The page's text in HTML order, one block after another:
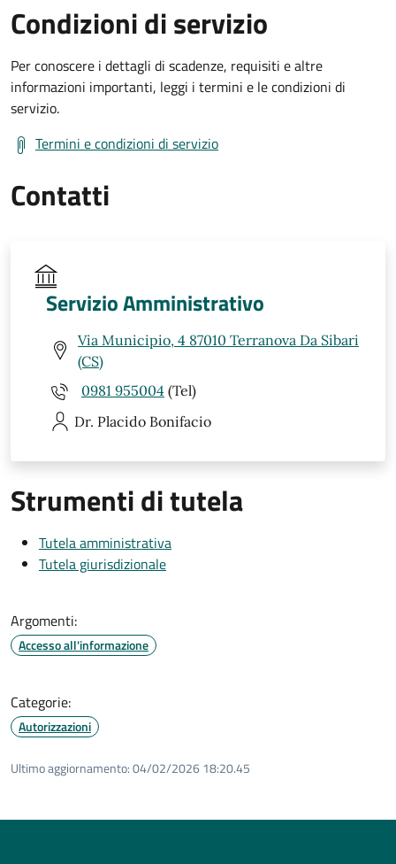
Condizioni di servizio
Per conoscere i dettagli di scadenze, requisiti e altre
informazioni importanti, leggi i termini e le condizioni di
servizio.
Termini e condizioni di servizio
Contatti
Servizio Amministrativo
Via Municipio, 4 87010 Terranova Da Sibari
(CS)
0981 955004 (Tel)
Dr. Placido Bonifacio
Strumenti di tutela
Tutela amministrativa
Tutela giurisdizionale
Argomenti:
Accesso all'informazione
Categorie:
Autorizzazioni
Ultimo aggiornamento:04/02/2026 18:20.45